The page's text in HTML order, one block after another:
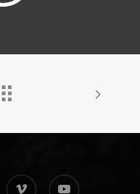
vimeo youtube